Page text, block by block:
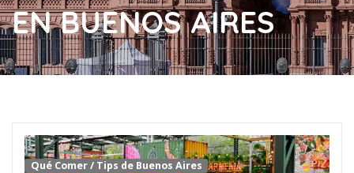
EN BUENOS AIRES
Qué Comer/ Tips de Buenos Aires